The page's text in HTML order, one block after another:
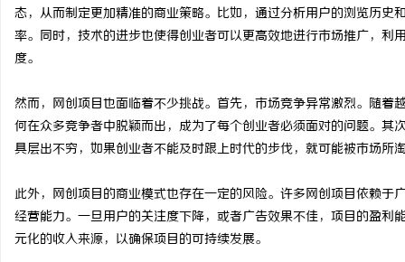
态，从而制定更加精准的商业策略。比如，通过分析用户的浏览历
率。同时，技术的进步也使得创业者可以更高效地进行市场推广，
度。
然而，网创项目也面临着不少挑战。首先，市场竞争异常激烈。随
何在众多竞争者中脱颖而出，成为了每个创业者必须面对的问题。
具层出不穷，如果创业者不能及时跟上时代的步伐，就可能被市场所
此外，网创项目的商业模式也存在一定的风险。许多网创项目依赖
经营能力。一旦用户的关注度下降，或者广告效果不佳，项目的盈
元化的收入来源，以确保项目的可持续发展。
贝净 AC 国际医疗实验